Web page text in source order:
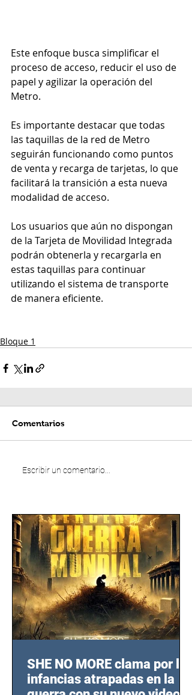
Este enfoque busca simplificar el
proceso de acceso, reducir el uso de
papel y agilizar la operación del
Metro.
Es importante destacar que todas
las taquillas de la red de Metro
seguirán funcionando como puntos
de venta y recarga de tarjetas, lo que
facilitará la transición a esta nueva
modalidad de acceso.
Los usuarios que aún no dispongan
de la Tarjeta de Movilidad Integrada
podrán obtenerla y recargarla en
estas taquillas para continuar
utilizando el sistema de transporte
de manera eficiente.
Bloque 1
Comentarios
Escribir un comentario...
SHE NO MORE clama por las
infancias atrapadas en la